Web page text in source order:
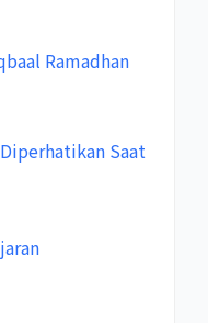
Ramadhan
Saat